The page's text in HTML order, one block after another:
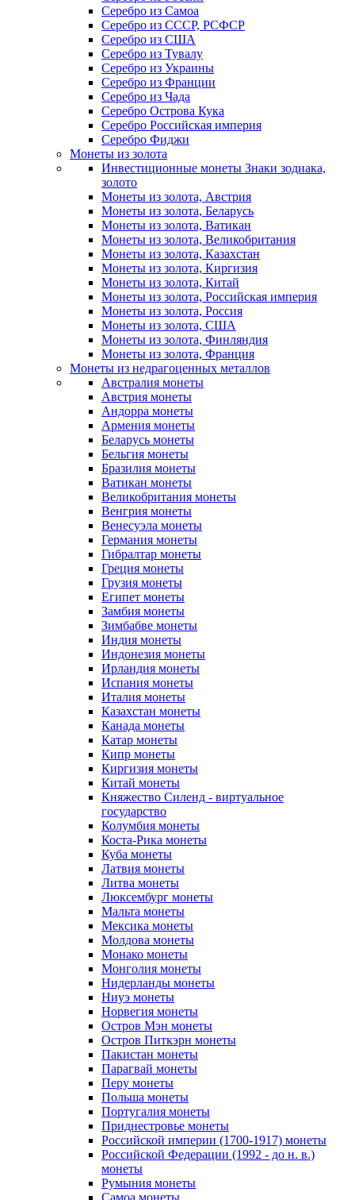
Серебро из Самоа
Серебро из СССР, РСФСР
Серебро из США
Серебро из Тувалу
Серебро из Украины
Серебро из Франции
Серебро из Чада
Серебро Острова Кука
Серебро Российская империя
Серебро Фиджи
Монеты из золота
Инвестиционные монеты Знаки зодиака,
золото
Монеты из золота, Австрия
Монеты из золота, Беларусь
Монеты из золота, Ватикан
Монеты из золота, Великобритания
Монеты из золота, Казахстан
Монеты из золота, Киргизия
Монеты из золота, Китай
Монеты из золота, Российская империя
Монеты из золота, Россия
Монеты из золота, США
Монеты из золота, Финляндия
Монеты из золота, Франция
Монеты из недрагоценных металлов
Австралия монеты
Австрия монеты
Андорра монеты
Армения монеты
Беларусь монеты
Бельгия монеты
Бразилия монеты
Ватикан монеты
Великобритания монеты
Венгрия монеты
Венесуэла монеты
Германия монеты
Гибралтар монеты
Греция монеты
Грузия монеты
Египет монеты
Замбия монеты
Зимбабве монеты
Индия монеты
Индонезия монеты
Ирландия монеты
Испания монеты
Италия монеты
Казахстан монеты
Канада монеты
Катар монеты
Кипр монеты
Киргизия монеты
Китай монеты
Княжество Силенд - виртуальное
государство
Колумбия монеты
Коста-Рика монеты
Куба монеты
Латвия монеты
Литва монеты
Люксембург монеты
Мальта монеты
Мексика монеты
Молдова монеты
Монако монеты
Монголия монеты
Нидерланды монеты
Ниуэ монеты
Норвегия монеты
Остров Мэн монеты
Остров Питкэрн монеты
Пакистан монеты
Парагвай монеты
Перу монеты
Польша монеты
Португалия монеты
Приднестровье монеты
Российской империи (1700-1917) монеты
Российской Федерации (1992 - до н. в.)
монеты
Румыния монеты
Самоа монеты